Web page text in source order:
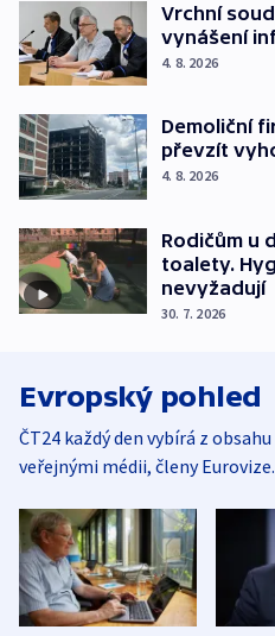
Vrchní
vynášení
4. 8. 2026
Demoliční
převzít
4. 8. 2026
Rodičům u
toalety.
nevyžadují
30. 7. 2026
Evropský pohled
ČT24 každý den vybírá z
veřejnými médii, členy Eurovize.